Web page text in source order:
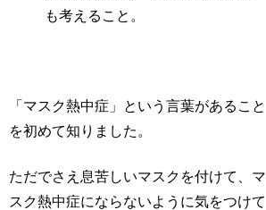
も考えること。
「マスク熱中症」という言葉があること
を初めて知りました。
ただでさえ息苦しいマスクを付けて、 マ
スク熱中症にならないように気をつけて